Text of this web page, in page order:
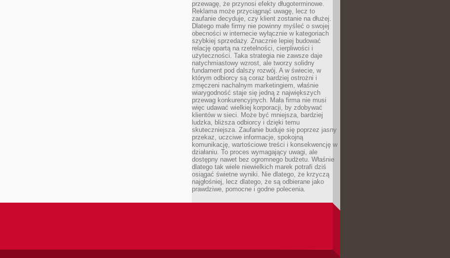
przewagę, że przynosi efekty długoterminowe.
Reklama może przyciągnąć uwagę, lecz to
zaufanie decyduje, czy klient zostanie na dłużej.
Dlatego małe firmy nie powinny myśleć o swojej
obecności w internecie wyłącznie w kategoriach
szybkiej sprzedaży. Znacznie lepiej budować
relację opartą na rzetelności, cierpliwości i
użyteczności. Taka strategia nie zawsze daje
natychmiastowy wzrost, ale tworzy solidny
fundament pod dalszy rozwój. A w świecie, w
którym odbiorcy są coraz bardziej ostrożni i
zmęczeni nachalnym marketingiem, właśnie
wiarygodność staje się jedną z największych
przewag konkurencyjnych. Mała firma nie musi
więc udawać wielkiej korporacji, by zdobywać
klientów w sieci. Może być mniejsza, bardziej
ludzka, bliższa odbiorcy i dzięki temu
skuteczniejsza. Zaufanie buduje się poprzez jasny
przekaz, uczciwe informacje, spokojną
komunikację, wartościowe treści i konsekwencję w
działaniu. To proces wymagający uwagi, ale
dostępny nawet bez ogromnego budżetu. Właśnie
dlatego tak wiele niewielkich marek potrafi dziś
osiągać świetne wyniki. Nie dlatego, że krzyczą
najgłośniej, lecz dlatego, że są odbierane jako
prawdziwe, pomocne i godne polecenia.